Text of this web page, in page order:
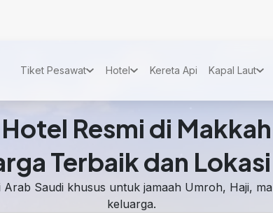
Tiket Pesawat Hotel Kereta Api Kapal Laut
Resmi di
Terbaik dan
Arab Saudi khusus untuk jamaah Umroh, Haji,
keluarga.